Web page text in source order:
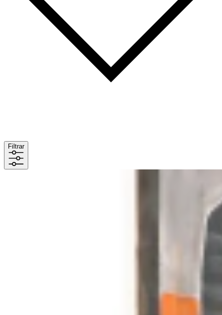
Filtrar